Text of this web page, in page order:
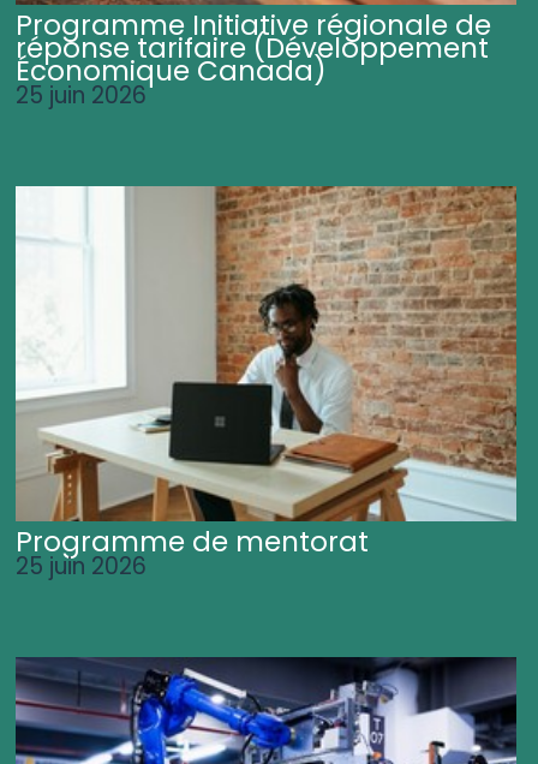
Programme Initiative régionale de
réponse tarifaire (Développement
Économique Canada)
25 juin 2026
Programme de mentorat
25 juin 2026